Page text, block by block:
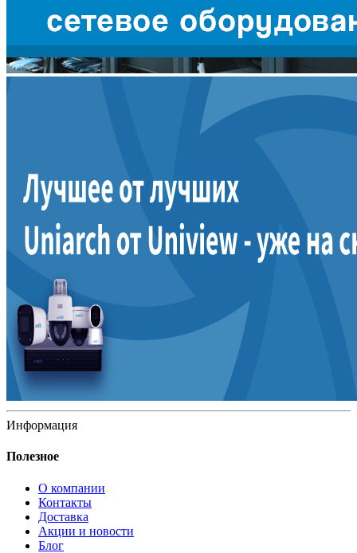
Информация
Полезное
О компании
Контакты
Доставка
Акции и новости
Блог